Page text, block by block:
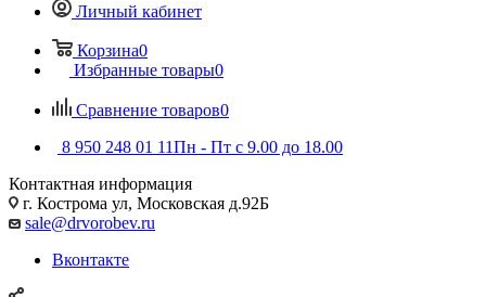
Личный кабинет
Корзина0
Избранные товары0
Сравнение товаров0
8 950 248 01 11Пн - Пт с 9.00 до 18.00
Контактная информация
г. Кострома ул, Московская д.92Б
sale@drvorobev.ru
Вконтакте